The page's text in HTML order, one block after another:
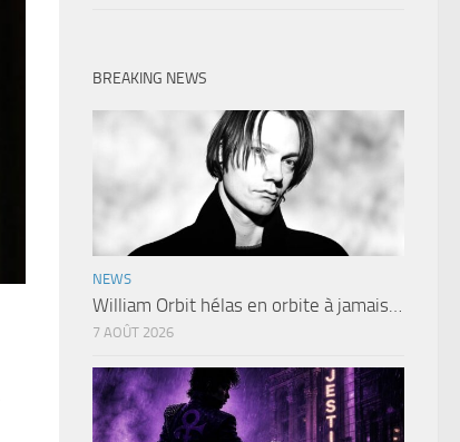
BREAKING NEWS
NEWS
William Orbit hélas en orbite à jamais…
7 AOÛT 2026